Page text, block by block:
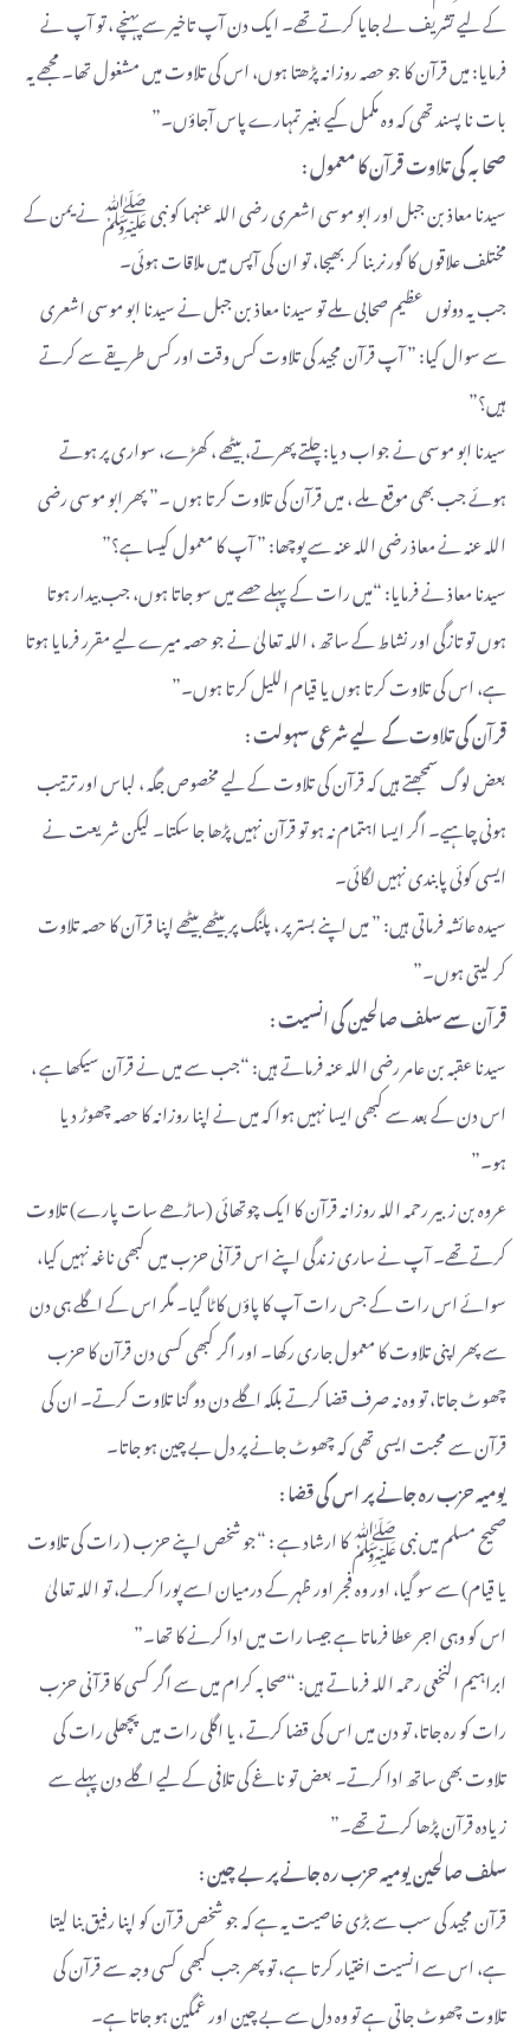
کے لیے تشریف لے جایا کرتے تھے۔ ایک دن آپ تاخیر سے پہنچے ، تو آپ نے
فرمایا: میں قرآن کا جو حصہ روزانہ پڑھتا ہوں، اس کی تلاوت میں مشغول تھا۔ مجھے یہ
بات نا پسند تھی کہ وہ مکمل کیے بغیر تمہارے پاس آجاؤں۔”
صحابہ کی تلاوت قرآن کا معمول :
سیدنا معاذ بن جبل اور ابو موسی اشعری رضی اللہ عنہما کو نبی ﷺ نے یمن کے
مختلف علاقوں کا گورنر بنا کر بھیجا، تو ان کی آپس میں ملاقات ہوئی۔
جب یہ دونوں عظیم صحابی ملے تو سیدنا معاذ بن جبل نے سیدنا ابو موسی اشعری
سے سوال کیا: ” آپ قرآن مجید کی تلاوت کس وقت اور کس طریقے سے کرتے
ہیں؟”
سیدنا ابو موسی نے جواب دیا: چلتے پھرتے، بیٹھے ، کھڑے، سواری پر ہوتے
ہوئے جب بھی موقع ملے ، میں قرآن کی تلاوت کرتا ہوں ۔” پھر ابو موسی رضی
اللہ عنہ نے معاذ رضی اللہ عنہ سے پوچھا: ” آپ کا معمول کیسا ہے؟”
سیدنا معاذ نے فرمایا: “میں رات کے پہلے حصے میں سو جاتا ہوں، جب بیدار ہوتا
ہوں تو تازگی اور نشاط کے ساتھ ، اللہ تعالیٰ نے جو حصہ میرے لیے مقرر فرمایا ہوتا
ہے، اس کی تلاوت کرتا ہوں یا قیام اللیل کرتا ہوں۔”
قرآن کی تلاوت کے لیے شرعی سہولت :
بعض لوگ سمجھتے ہیں کہ قرآن کی تلاوت کے لیے مخصوص جگہ ، لباس اور ترتیب
ہونی چاہیے۔ اگر ایسا اہتمام نہ ہو تو قرآن نہیں پڑھا جا سکتا۔ لیکن شریعت نے
ایسی کوئی پابندی نہیں لگائی۔
سیدہ عائشہ فرماتی ہیں: ” میں اپنے بستر پر ، پلنگ پر بیٹھے بیٹھے اپنا قرآن کا حصہ تلاوت
کر لیتی ہوں۔”
قرآن سے سلف صالحین کی انسیت :
سیدنا عقبہ بن عامر رضی اللہ عنہ فرماتے ہیں: “جب سے میں نے قرآن سیکھا ہے ،
اس دن کے بعد سے کبھی ایسا نہیں ہوا کہ میں نے اپنا روزانہ کا حصہ چھوڑ دیا
ہو۔”
عروہ بن زبیر رحمہ اللہ روزانہ قرآن کا ایک چوتھائی (ساڑھے سات پارے) تلاوت
کرتے تھے۔ آپ نے ساری زندگی اپنے اس قرآنی حزب میں کبھی ناغہ نہیں کیا،
سوائے اس رات کے جس رات آپ کا پاؤں کاٹا گیا۔ مگر اس کے اگلے ہی دن
سے پھر اپنی تلاوت کا معمول جاری رکھا۔ اور اگر کبھی کسی دن قرآن کا حزب
چھوٹ جاتا، تو وہ نہ صرف قضا کرتے بلکہ اگلے دن دو گنا تلاوت کرتے۔ ان کی
قرآن سے محبت ایسی تھی کہ چھوٹ جانے پر دل بے چین ہو جاتا۔
یومیہ حزب رہ جانے پر اس کی قضا :
صحیح مسلم میں نبی ﷺ کا ارشاد ہے : “جو شخص اپنے حزب ( رات کی تلاوت
یا قیام) سے سو گیا، اور وہ فجر اور ظہر کے درمیان اسے پورا کرلے، تو اللہ تعالیٰ
اس کو وہی اجر عطا فرماتا ہے جیسا رات میں ادا کرنے کا تھا۔”
ابراہیم النخعی رحمہ اللہ فرماتے ہیں: “صحابہ کرام میں سے اگر کسی کا قرآنی حزب
رات کو رہ جاتا، تو دن میں اس کی قضا کرتے ، یا اگلی رات میں پچھلی رات کی
تلاوت بھی ساتھ ادا کرتے۔ بعض تو ناغے کی تلافی کے لیے اگلے دن پہلے سے
زیادہ قرآن پڑھا کرتے تھے۔”
سلف صالحین یومیہ حزب رہ جانے پر بے چین :
قرآن مجید کی سب سے بڑی خاصیت یہ ہے کہ جو شخص قرآن کو اپنا رفیق بنا لیتا
ہے، اس سے انسیت اختیار کرتا ہے، تو پھر جب کبھی کسی وجہ سے قرآن کی
تلاوت چھوٹ جاتی ہے تو وہ دل سے بے چین اور غمگین ہو جاتا ہے۔